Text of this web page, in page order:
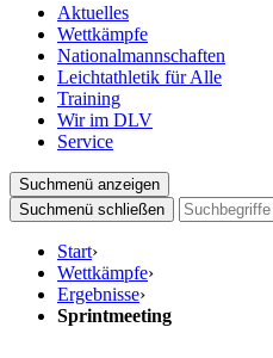
Aktuelles
Wettkämpfe
Nationalmannschaften
Leichtathletik für Alle
Training
Wir im DLV
Service
Suchmenü anzeigen
Suchmenü schließen
Start›
Wettkämpfe›
Ergebnisse›
Sprintmeeting